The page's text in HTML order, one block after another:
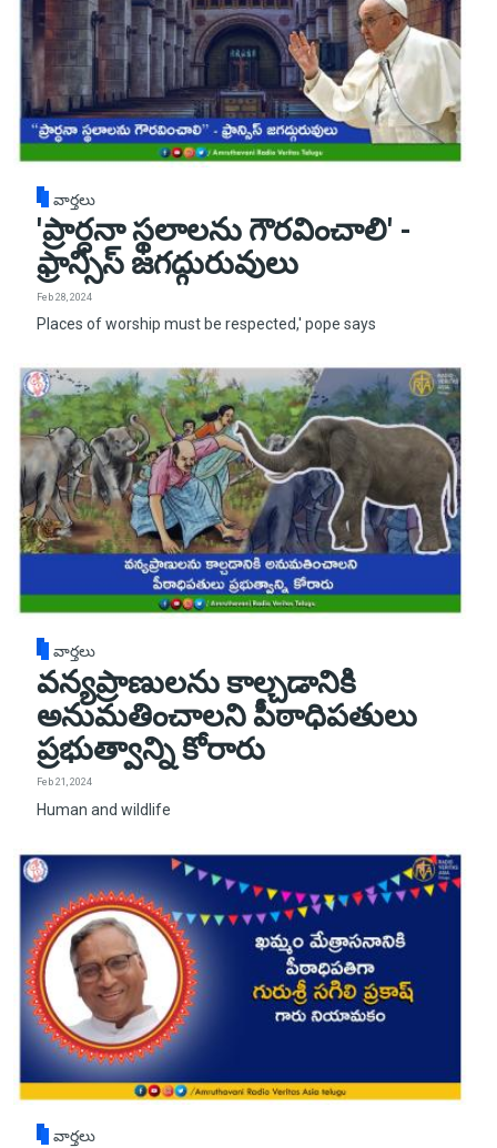
వార్తలు
'ప్రార్ధనా స్థలాలను గౌరవించాలి' -
ఫ్రాన్సిస్ జగద్గురువులు
Feb 28, 2024
Places of worship must be respected,' pope says
వార్తలు
వన్యప్రాణులను కాల్చడానికి
అనుమతించాలని పీఠాధిపతులు
ప్రభుత్వాన్ని కోరారు
Feb 21, 2024
Human and wildlife
వార్తలు